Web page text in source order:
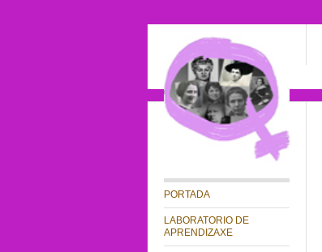
PORTADA
LABORATORIO DE
APRENDIZAXE